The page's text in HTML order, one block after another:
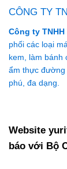
CÔNG TY
Công ty TNHH
phối các loại
kem, làm bánh
ẩm thực đường
phú, đa dạng.
Website
báo với Bộ